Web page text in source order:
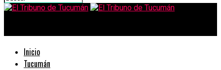
Inicio
Tucumán